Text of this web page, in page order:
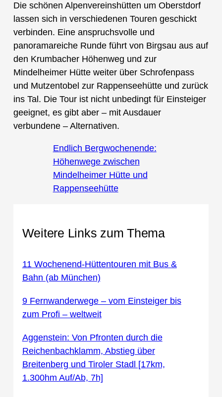
Die schönen Alpenvereinshütten um Oberstdorf
lassen sich in verschiedenen Touren geschickt
verbinden. Eine anspruchsvolle und
panoramareiche Runde führt von Birgsau aus auf
den Krumbacher Höhenweg und zur
Mindelheimer Hütte weiter über Schrofenpass
und Mutzentobel zur Rappenseehütte und zurück
ins Tal. Die Tour ist nicht unbedingt für Einsteiger
geeignet, es gibt aber – mit Ausdauer
verbundene – Alternativen.
Endlich Bergwochenende:
Höhenwege zwischen
Mindelheimer Hütte und
Rappenseehütte
Weitere Links zum Thema
11 Wochenend-Hüttentouren mit Bus &
Bahn (ab München)
9 Fernwanderwege – vom Einsteiger bis
zum Profi – weltweit
Aggenstein: Von Pfronten durch die
Reichenbachklamm, Abstieg über
Breitenberg und Tiroler Stadl [17km,
1.300hm Auf/Ab, 7h]